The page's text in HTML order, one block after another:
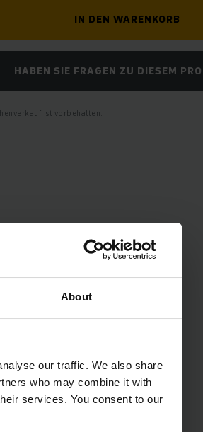
About
our traffic. We also share
who may combine it with
services. You consent to our
IN DEN WARENKORB
HABEN SIE FRAGEN ZU DIESEM
ist vorbehalten.
Spezifikationen und